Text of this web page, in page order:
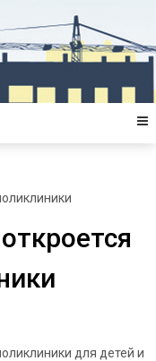
для детей и